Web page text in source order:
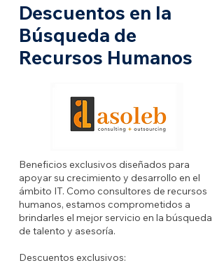
Descuentos en la
Búsqueda de
Recursos Humanos
Beneficios exclusivos diseñados para
apoyar su crecimiento y desarrollo en el
ámbito IT. Como consultores de recursos
humanos, estamos comprometidos a
brindarles el mejor servicio en la búsqueda
de talento y asesoría.
Descuentos exclusivos: